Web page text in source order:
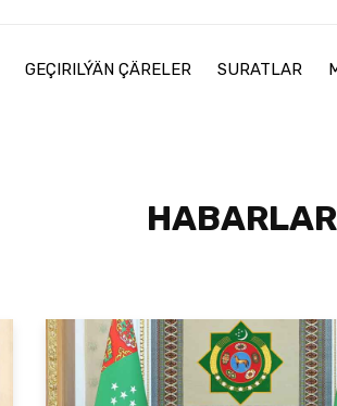
GEÇIRILÝÄN ÇÄRELER SURATLAR
HABARLAR